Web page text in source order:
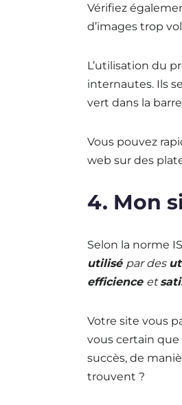
Vérifiez
d’images trop
L’utilisation du
internautes. Ils
vert dans la
Vous pouvez
web sur des
4. Mon
Selon la norme
utilisé par des
efficience et
Votre site vous
vous certain
succès, de
trouvent ?